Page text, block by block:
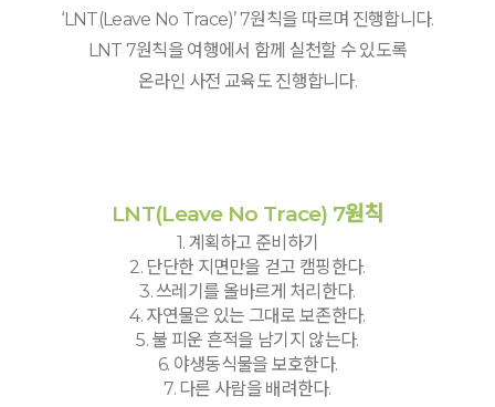
‘LNT(Leave No Trace)’ 7원칙을 따르며 진행합니다.
LNT 7원칙을 여행에서 함께 실천할 수 있도록
온라인 사전 교육도 진행합니다.
LNT(Leave No Trace) 7원칙
1. 계획하고 준비하기
2. 단단한 지면만을 걷고 캠핑한다.
3. 쓰레기를 올바르게 처리한다.
4. 자연물은 있는 그대로 보존한다.
5. 불 피운 흔적을 남기지 않는다.
6. 야생동식물을 보호한다.
7. 다른 사람을 배려한다.